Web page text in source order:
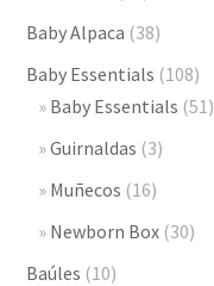
Baby Alpaca (38)
Baby Essentials (108)
Baby Essentials (51)
Guirnaldas (3)
Muñecos (16)
Newborn Box (30)
Baúles (10)